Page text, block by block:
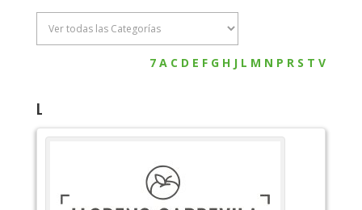
7 A C D E F G H J L M N P R S T V
L